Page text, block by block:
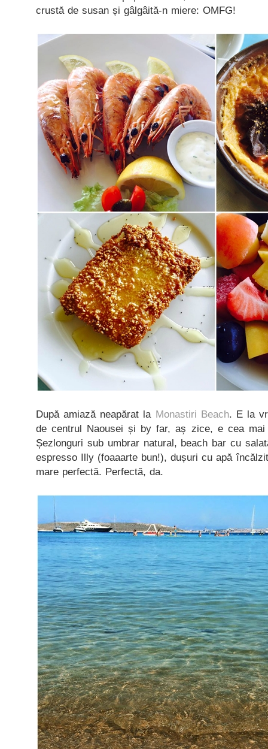
crustă de susan și gâlgâită-n miere: OMFG!
După amiază neapărat la Monastiri Beach. E la
de centrul Naousei și by far, aș zice, e cea mai
Șezlonguri sub umbrar natural, beach bar cu
espresso Illy (foaaarte bun!), dușuri cu apă
mare perfectă. Perfectă, da.